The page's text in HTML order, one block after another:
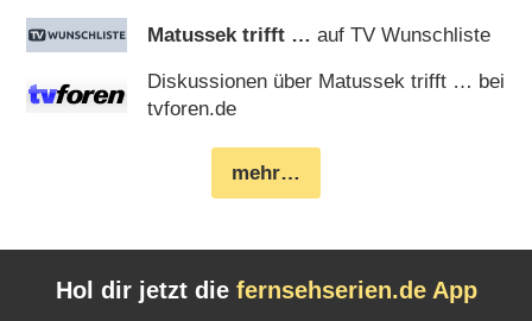
Matussek trifft … auf TV Wunschliste
Diskussionen über Matussek trifft … bei
tvforen.de
mehr…
Hol dir jetzt die fernsehserien.de App